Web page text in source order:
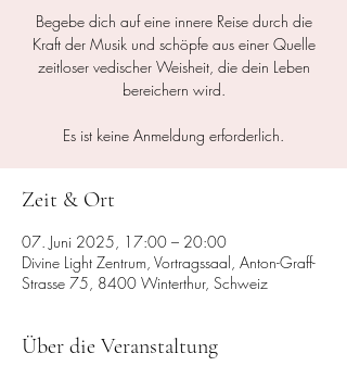
Begebe dich auf eine innere Reise durch die
Kraft der Musik und schöpfe aus einer Quelle
zeitloser vedischer Weisheit, die dein Leben
bereichern wird.
Es ist keine Anmeldung erforderlich.
Zeit & Ort
07. Juni 2025, 17:00 – 20:00
Divine Light Zentrum, Vortragssaal, Anton-Graff-
Strasse 75, 8400 Winterthur, Schweiz
Über die Veranstaltung